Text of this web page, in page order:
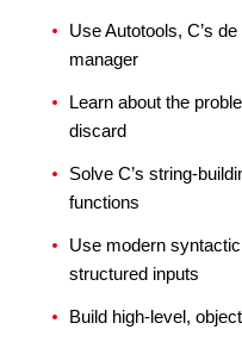
Use Autotools, C’s
manager
Learn about the
discard
Solve C’s string-
functions
Use modern
structured inputs
Build high-level,